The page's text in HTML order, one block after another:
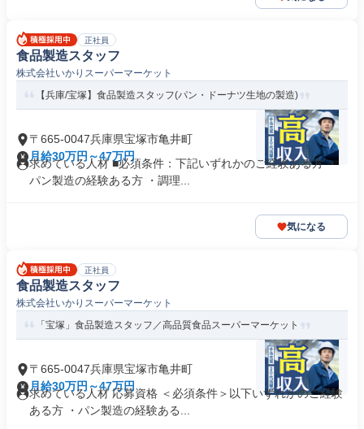
正社員
食品製造スタッフ
株式会社いかりスーパーマーケット
【兵庫/宝塚】食品製造スタッフ(パン・ドーナツ生地の製造)
〒665-0047兵庫県宝塚市亀井町
月給30万円～47万円
求めている人材 ■必須条件：下記いずれかのご経験ある方 ・
パン製造の経験ある方 ・調理...
気になる
正社員
食品製造スタッフ
株式会社いかりスーパーマーケット
「宝塚」食品製造スタッフ／高品質食品スーパーマーケット
〒665-0047兵庫県宝塚市亀井町
月給30万円～47万円
求めている人材 応募資格 ＜必須条件＞以下いずれかのご経験
ある方 ・パン製造の経験ある...